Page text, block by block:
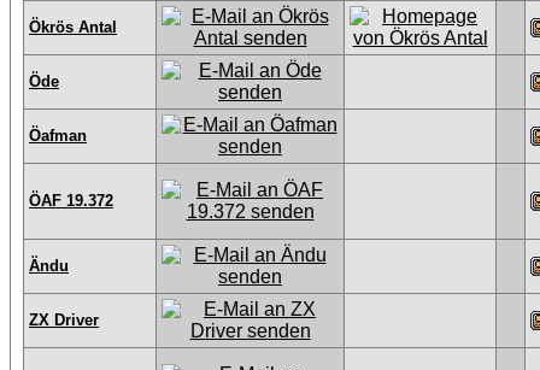
Ökrös Antal
Öde
Öafman
ÖAF 19.372
Ändu
ZX Driver